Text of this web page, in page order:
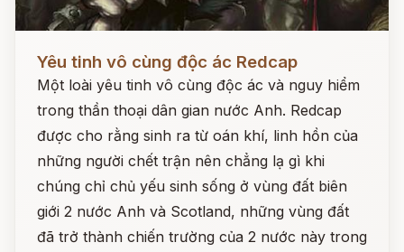
Yêu tinh vô cùng độc ác Redcap
Một loài yêu tinh vô cùng độc ác và nguy hiểm
trong thần thoại dân gian nước Anh. Redcap
được cho rằng sinh ra từ oán khí, linh hồn của
những người chết trận nên chẳng lạ gì khi
chúng chỉ chủ yếu sinh sống ở vùng đất biên
giới 2 nước Anh và Scotland, những vùng đất
đã trở thành chiến trường của 2 nước này trong